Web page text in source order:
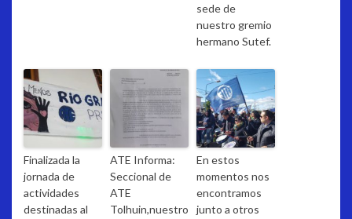
sede de
nuestro gremio
hermano Sutef.
Finalizada la
jornada de
actividades
destinadas al
ATE Informa:
Seccional de
ATE
Tolhuin,nuestro
En estos
momentos nos
encontramos
junto a otros